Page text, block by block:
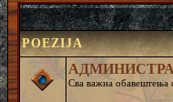
POEZIJA
Сва важна обавештења